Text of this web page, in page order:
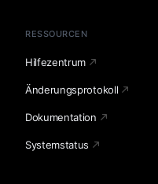
RESSOURCEN
Hilfezentrum
Änderungsprotokoll
Dokumentation
Systemstatus